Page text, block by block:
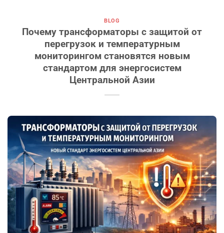
BLOG
Почему трансформаторы с защитой от
перегрузок и температурным
мониторингом становятся новым
стандартом для энергосистем
Центральной Азии